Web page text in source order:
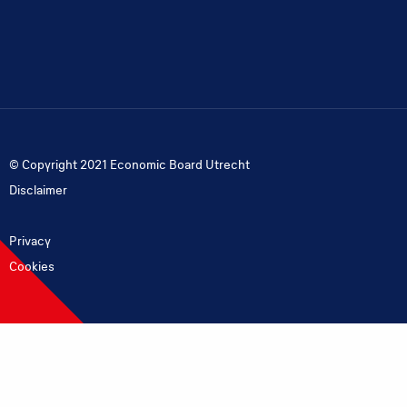
© Copyright 2021 Economic Board Utrecht
Disclaimer
Privacy
Cookies